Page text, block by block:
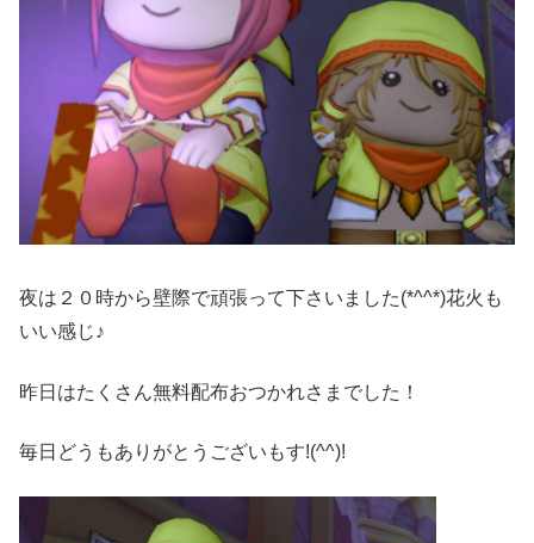
夜は２０時から壁際で頑張って下さいました(*^^*)花火も
いい感じ♪
昨日はたくさん無料配布おつかれさまでした！
毎日どうもありがとうございもす!(^^)!